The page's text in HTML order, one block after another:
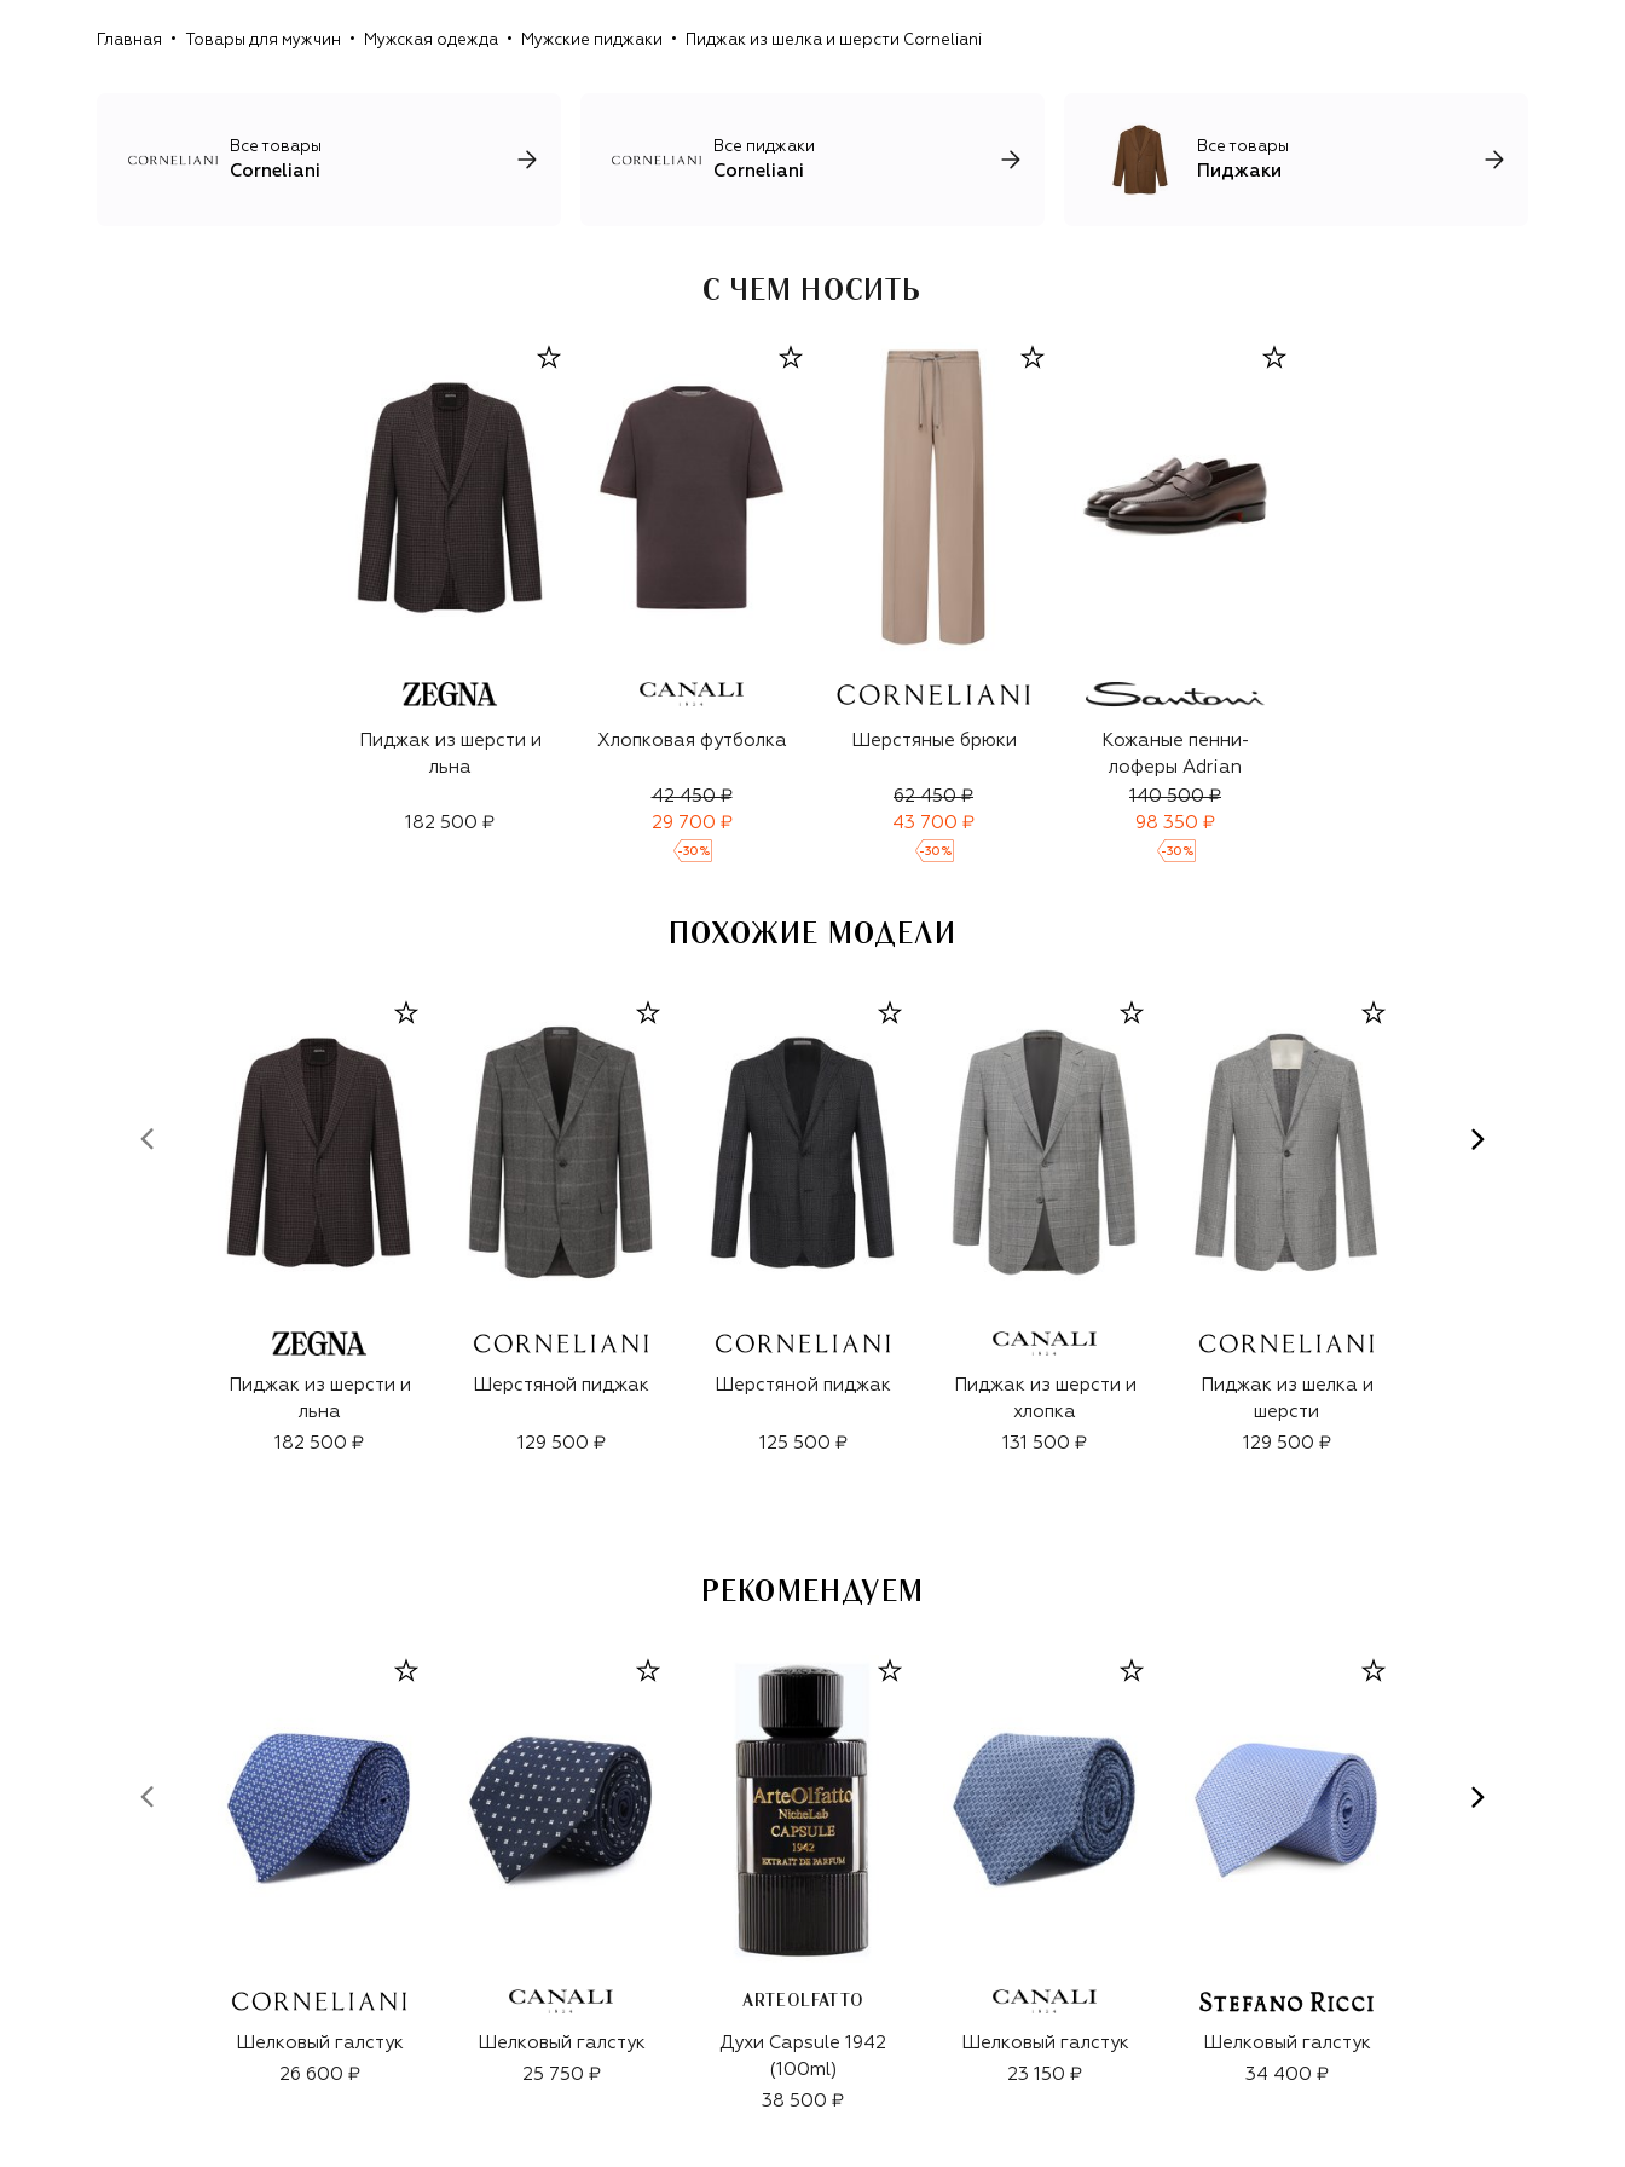
Коллекцию одежды дополняют линии обуви и
Главная Товары для мужчин Мужская одежда Мужские пиджаки Пиджак из шелка и шерсти Corneliani
Все товары
Corneliani
Все пиджаки
Corneliani
Все товары
Пиджаки
С ЧЕМ НОСИТЬ
Пиджак из шерсти и
льна
182 500 ₽
Хлопковая футболка
42 450 ₽
29 700 ₽
-30 %
Шерстяные брюки
62 450 ₽
43 700 ₽
-30 %
Кожаные пенни-
лоферы Adrian
140 500 ₽
98 350 ₽
-30 %
ПОХОЖИЕ МОДЕЛИ
Пиджак из шерсти и
льна
182 500 ₽
Шерстяной пиджак
129 500 ₽
Шерстяной пиджак
125 500 ₽
Пиджак из шерсти и
хлопка
131 500 ₽
Пиджак из шелка и
шерсти
129 500 ₽
РЕКОМЕНДУЕМ
Шелковый галстук
26 600 ₽
Шелковый галстук
25 750 ₽
ARTEOLFATTO
Духи Capsule 1942
(100ml)
38 500 ₽
Шелковый галстук
23 150 ₽
Шелковый галстук
34 400 ₽